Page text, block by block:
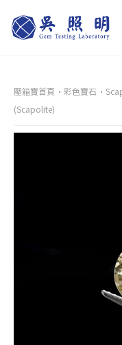
壓箱寶首頁 彩色寶石
(Scapolite)